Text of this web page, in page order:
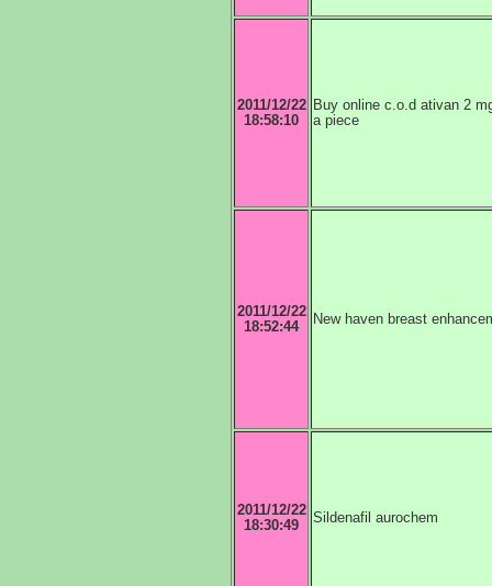
2011/12/22
18:58:10
Buy online c.o.d ativan 2
a piece
2011/12/22
18:52:44
New haven breast
2011/12/22
18:30:49
Sildenafil aurochem